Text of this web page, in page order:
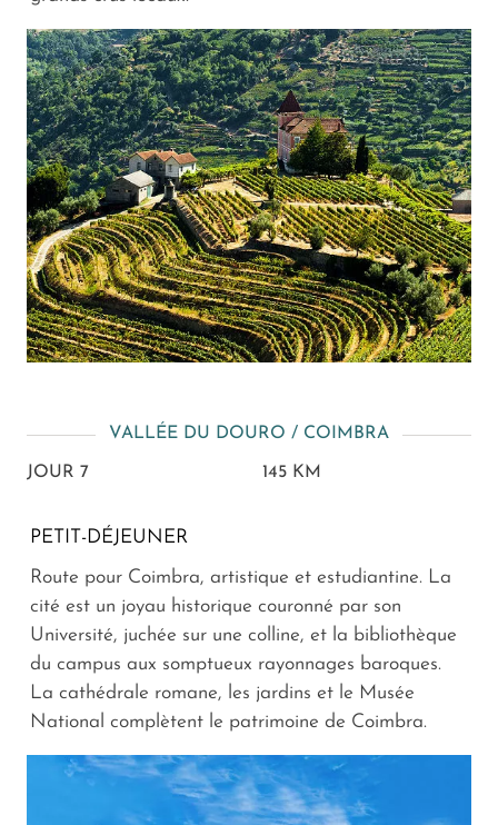
VALLÉE DU DOURO / COIMBRA
JOUR 7 145 KM
PETIT-DÉJEUNER
Route pour Coimbra, artistique et estudiantine. La
cité est un joyau historique couronné par son
Université, juchée sur une colline, et la bibliothèque
du campus aux somptueux rayonnages baroques.
La cathédrale romane, les jardins et le Musée
National complètent le patrimoine de Coimbra.